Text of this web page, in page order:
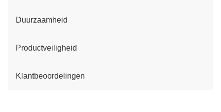
Duurzaamheid
Productveiligheid
Klantbeoordelingen